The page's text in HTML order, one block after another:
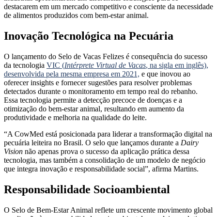
destacarem em um mercado competitivo e consciente da necessidade
de alimentos produzidos com bem-estar animal.
Inovação Tecnológica na Pecuária
O lançamento do Selo de Vacas Felizes é consequência do sucesso
da tecnologia VIC (Intérprete Virtual de Vacas, na sigla em inglês),
desenvolvida pela mesma empresa em 2021, e que inovou ao
oferecer insights e fornecer sugestões para resolver problemas
detectados durante o monitoramento em tempo real do rebanho.
Essa tecnologia permite a detecção precoce de doenças e a
otimização do bem-estar animal, resultando em aumento da
produtividade e melhoria na qualidade do leite.
“A CowMed está posicionada para liderar a transformação digital na
pecuária leiteira no Brasil. O selo que lançamos durante a Dairy
Vision não apenas prova o sucesso da aplicação prática dessa
tecnologia, mas também a consolidação de um modelo de negócio
que integra inovação e responsabilidade social”, afirma Martins.
Responsabilidade Socioambiental
O Selo de Bem-Estar Animal reflete um crescente movimento global